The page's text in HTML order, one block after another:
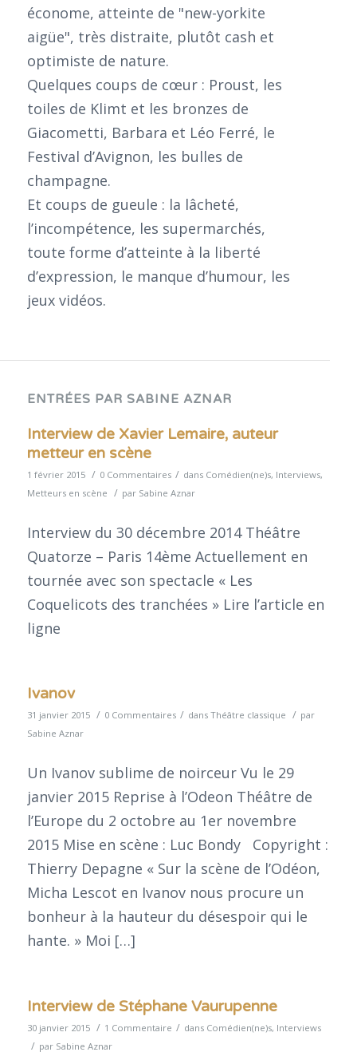
économe, atteinte de "new-yorkite
aigüe", très distraite, plutôt cash et
optimiste de nature.
Quelques coups de cœur : Proust, les
toiles de Klimt et les bronzes de
Giacometti, Barbara et Léo Ferré, le
Festival d’Avignon, les bulles de
champagne.
Et coups de gueule : la lâcheté,
l’incompétence, les supermarchés,
toute forme d’atteinte à la liberté
d’expression, le manque d’humour, les
jeux vidéos.
ENTRÉES PAR SABINE AZNAR
Interview de Xavier Lemaire, auteur
metteur en scène
1 février 2015 / 0 Commentaires / dans Comédien(ne)s, Interviews,
Metteurs en scène / par Sabine Aznar
Interview du 30 décembre 2014 Théâtre
Quatorze – Paris 14ème Actuellement en
tournée avec son spectacle « Les
Coquelicots des tranchées » Lire l’article en
ligne
Ivanov
31 janvier 2015 / 0 Commentaires / dans Théâtre classique / par
Sabine Aznar
Un Ivanov sublime de noirceur Vu le 29
janvier 2015 Reprise à l’Odeon Théâtre de
l’Europe du 2 octobre au 1er novembre
2015 Mise en scène : Luc Bondy Copyright :
Thierry Depagne « Sur la scène de l’Odéon,
Micha Lescot en Ivanov nous procure un
bonheur à la hauteur du désespoir qui le
hante. » Moi […]
Interview de Stéphane Vaurupenne
30 janvier 2015 / 1 Commentaire / dans Comédien(ne)s, Interviews
/ par Sabine Aznar